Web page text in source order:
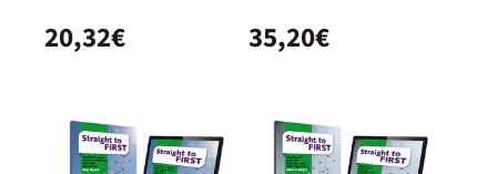
20,32€ 35,20€